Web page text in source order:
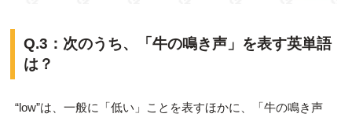
Q.3：次のうち、「牛の鳴き声」を表す英単語
は？
“low”は、一般に「低い」ことを表すほかに、「牛の鳴き声